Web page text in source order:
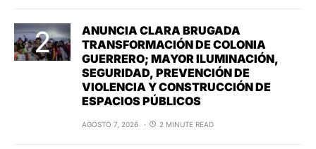
ANUNCIA CLARA BRUGADA
TRANSFORMACIÓN DE COLONIA
GUERRERO; MAYOR ILUMINACIÓN,
SEGURIDAD, PREVENCIÓN DE
VIOLENCIA Y CONSTRUCCIÓN DE
ESPACIOS PÚBLICOS
AGOSTO 7, 2026 2 MINUTE READ